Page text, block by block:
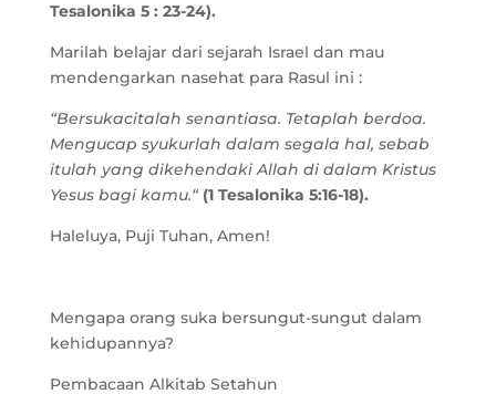
Tesalonika 5 : 23-24).
Marilah belajar dari sejarah Israel dan mau
mendengarkan nasehat para Rasul ini :
“Bersukacitalah senantiasa. Tetaplah berdoa.
Mengucap syukurlah dalam segala hal, sebab
itulah yang dikehendaki Allah di dalam Kristus
Yesus bagi kamu.“ (1 Tesalonika 5:16-18).
Haleluya, Puji Tuhan, Amen!
Mengapa orang suka bersungut-sungut dalam
kehidupannya?
Pembacaan Alkitab Setahun